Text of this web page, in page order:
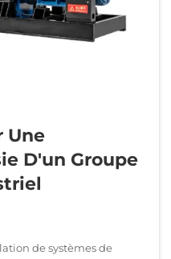
Une
D'un Groupe
de systèmes de